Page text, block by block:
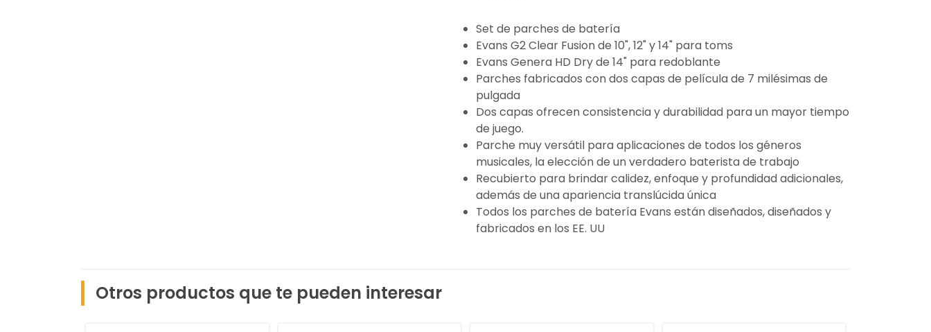
Set de parches de batería
Evans G2 Clear Fusion de 10", 12" y 14" para toms
Evans Genera HD Dry de 14" para redoblante
Parches fabricados con dos capas de película de 7 milésimas de
pulgada
Dos capas ofrecen consistencia y durabilidad para un mayor tiempo
de juego.
Parche muy versátil para aplicaciones de todos los géneros
musicales, la elección de un verdadero baterista de trabajo
Recubierto para brindar calidez, enfoque y profundidad adicionales,
además de una apariencia translúcida única
Todos los parches de batería Evans están diseñados, diseñados y
fabricados en los EE. UU
Otros productos que te pueden interesar